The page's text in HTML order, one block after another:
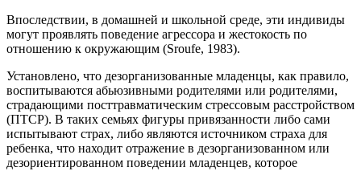
Впоследствии, в домашней и школьной среде, эти индивиды
могут проявлять поведение агрессора и жестокость по
отношению к окружающим (Sroufe, 1983).
Установлено, что дезорганизованные младенцы, как правило,
воспитываются абьюзивными родителями или родителями,
страдающими посттравматическим стрессовым расстройством
(ПТСР). В таких семьях фигуры привязанности либо сами
испытывают страх, либо являются источником страха для
ребенка, что находит отражение в дезорганизованном или
дезориентированном поведении младенцев, которое